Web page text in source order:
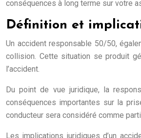
conséquences à long terme sur votre
Définition et
Un accident responsable 50/50,
collision. Cette situation se produit
l’accident.
Du point de vue juridique, la
conséquences importantes sur la
conducteur sera considéré comme
Les implications juridiques d’un